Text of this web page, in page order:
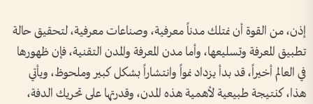
إذن، من القوة أن نمتلك مدناً معرفية، وصناعات معرفية، لتحقيق حالة
تطبيق المعرفة وتسليعها، وأما مدن المعرفة والمدن التقنية، فإن ظهورها
في العالم أخيراً، قد بدأ يزداد نمواً وانتشاراً بشكل كبير وملحوظ، ويأتي
هذا، كنتيجة طبيعية لأهمية هذه المدن، وقدرتها على تحريك الدفة،